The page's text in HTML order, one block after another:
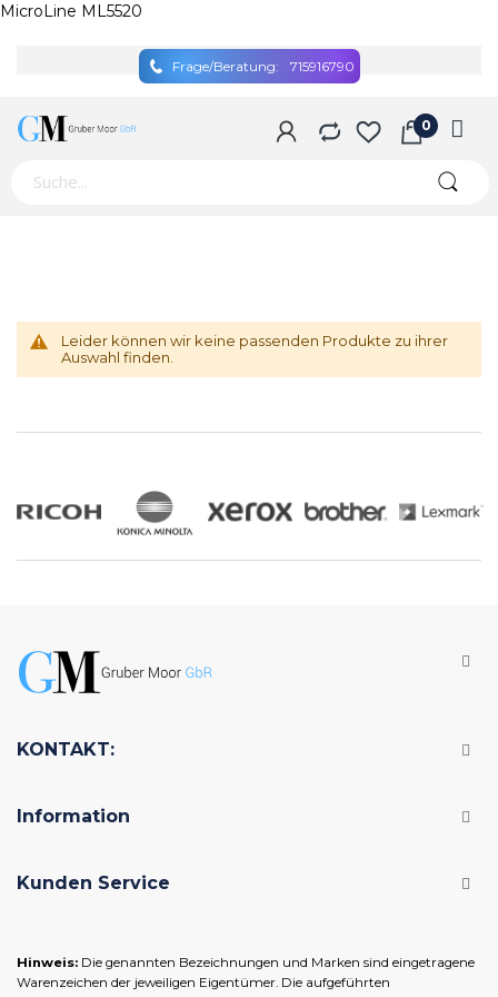
MicroLine ML5520
Frage/Beratung: 715916790
Leider können wir keine passenden Produkte zu ihrer
Auswahl finden.
KONTAKT:
Information
Kunden Service
Hinweis: Die genannten Bezeichnungen und Marken sind eingetragene
Warenzeichen der jeweiligen Eigentümer. Die aufgeführten